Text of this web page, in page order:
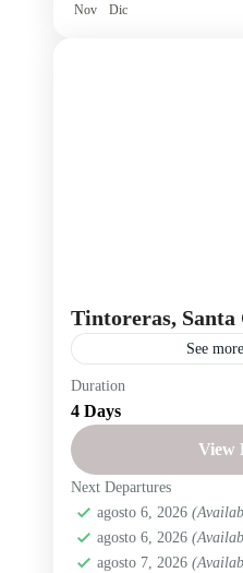
Nov
Dic
Tintoreras, Santa
See
Galapagos
Santa Cruz Titorera
Ruta islote Las
Santa Cruz e Isabela,
Ecuador ,Región
Fácil
Duration
4 Days
View
Next Departures
agosto 6, 2026
agosto 6, 2026
agosto 7, 2026